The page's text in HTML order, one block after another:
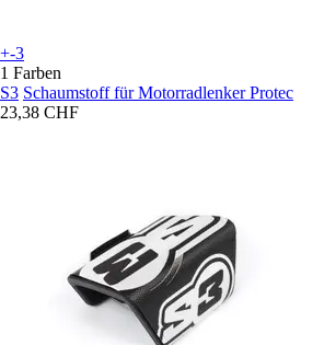
+-3
1 Farben
S3 Schaumstoff für Motorradlenker Protec
23,38 CHF